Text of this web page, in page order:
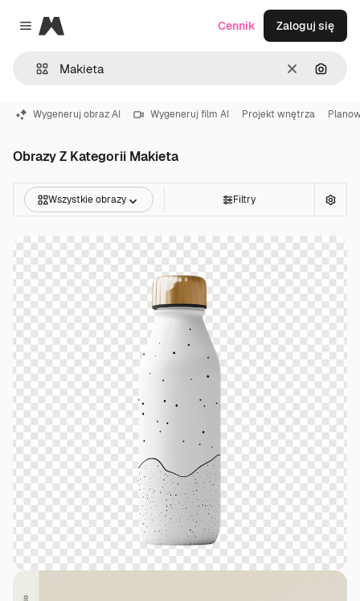
Close menu
Magnific
WyczyśćSzukaj
Cennik Zaloguj się
Wygeneruj obraz AI Wygeneruj film AI Projekt wnętrza
Obrazy Z Kategorii Makieta
Wszystkie obrazy Filtry